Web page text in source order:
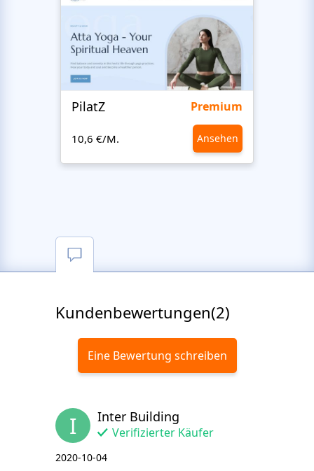
PilatZ Premium
10,6 €/M. Ansehen
Kundenbewertungen(2)
Eine Bewertung schreiben
I Inter Building
Verifizierter Käufer
2020-10-04